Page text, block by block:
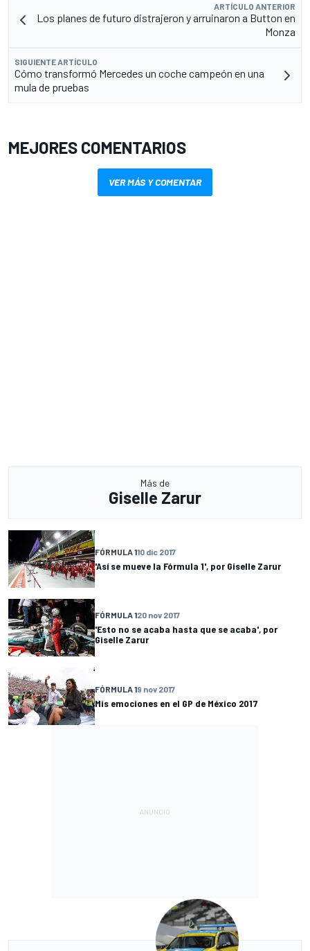
ARTÍCULO ANTERIOR
Los planes de futuro distrajeron y arruinaron a Button en
Monza
SIGUIENTE ARTÍCULO
Cómo transformó Mercedes un coche campeón en una
mula de pruebas
MEJORES COMENTARIOS
VER MÁS Y COMENTAR
Más de
Giselle Zarur
FÓRMULA 110 dic 2017
'Así se mueve la Fórmula 1', por Giselle Zarur
FÓRMULA 120 nov 2017
'Esto no se acaba hasta que se acaba', por
Giselle Zarur
FÓRMULA 19 nov 2017
Mis emociones en el GP de México 2017